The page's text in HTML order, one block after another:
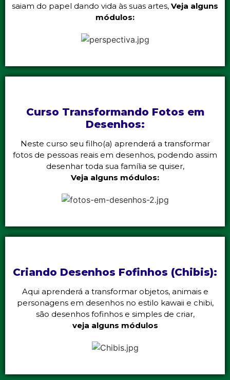
saiam do papel dando vida às suas artes, Veja alguns
módulos:
Curso Transformando Fotos em
Desenhos:
Neste curso seu filho(a) aprenderá a transformar
fotos de pessoas reais em desenhos, podendo assim
desenhar toda sua família se quiser,
Veja alguns módulos:
Criando Desenhos Fofinhos (Chibis):
Aqui aprenderá a transformar objetos, animais e
personagens em desenhos no estilo kawaii e chibi,
são desenhos fofinhos e simples de criar,
veja alguns módulos